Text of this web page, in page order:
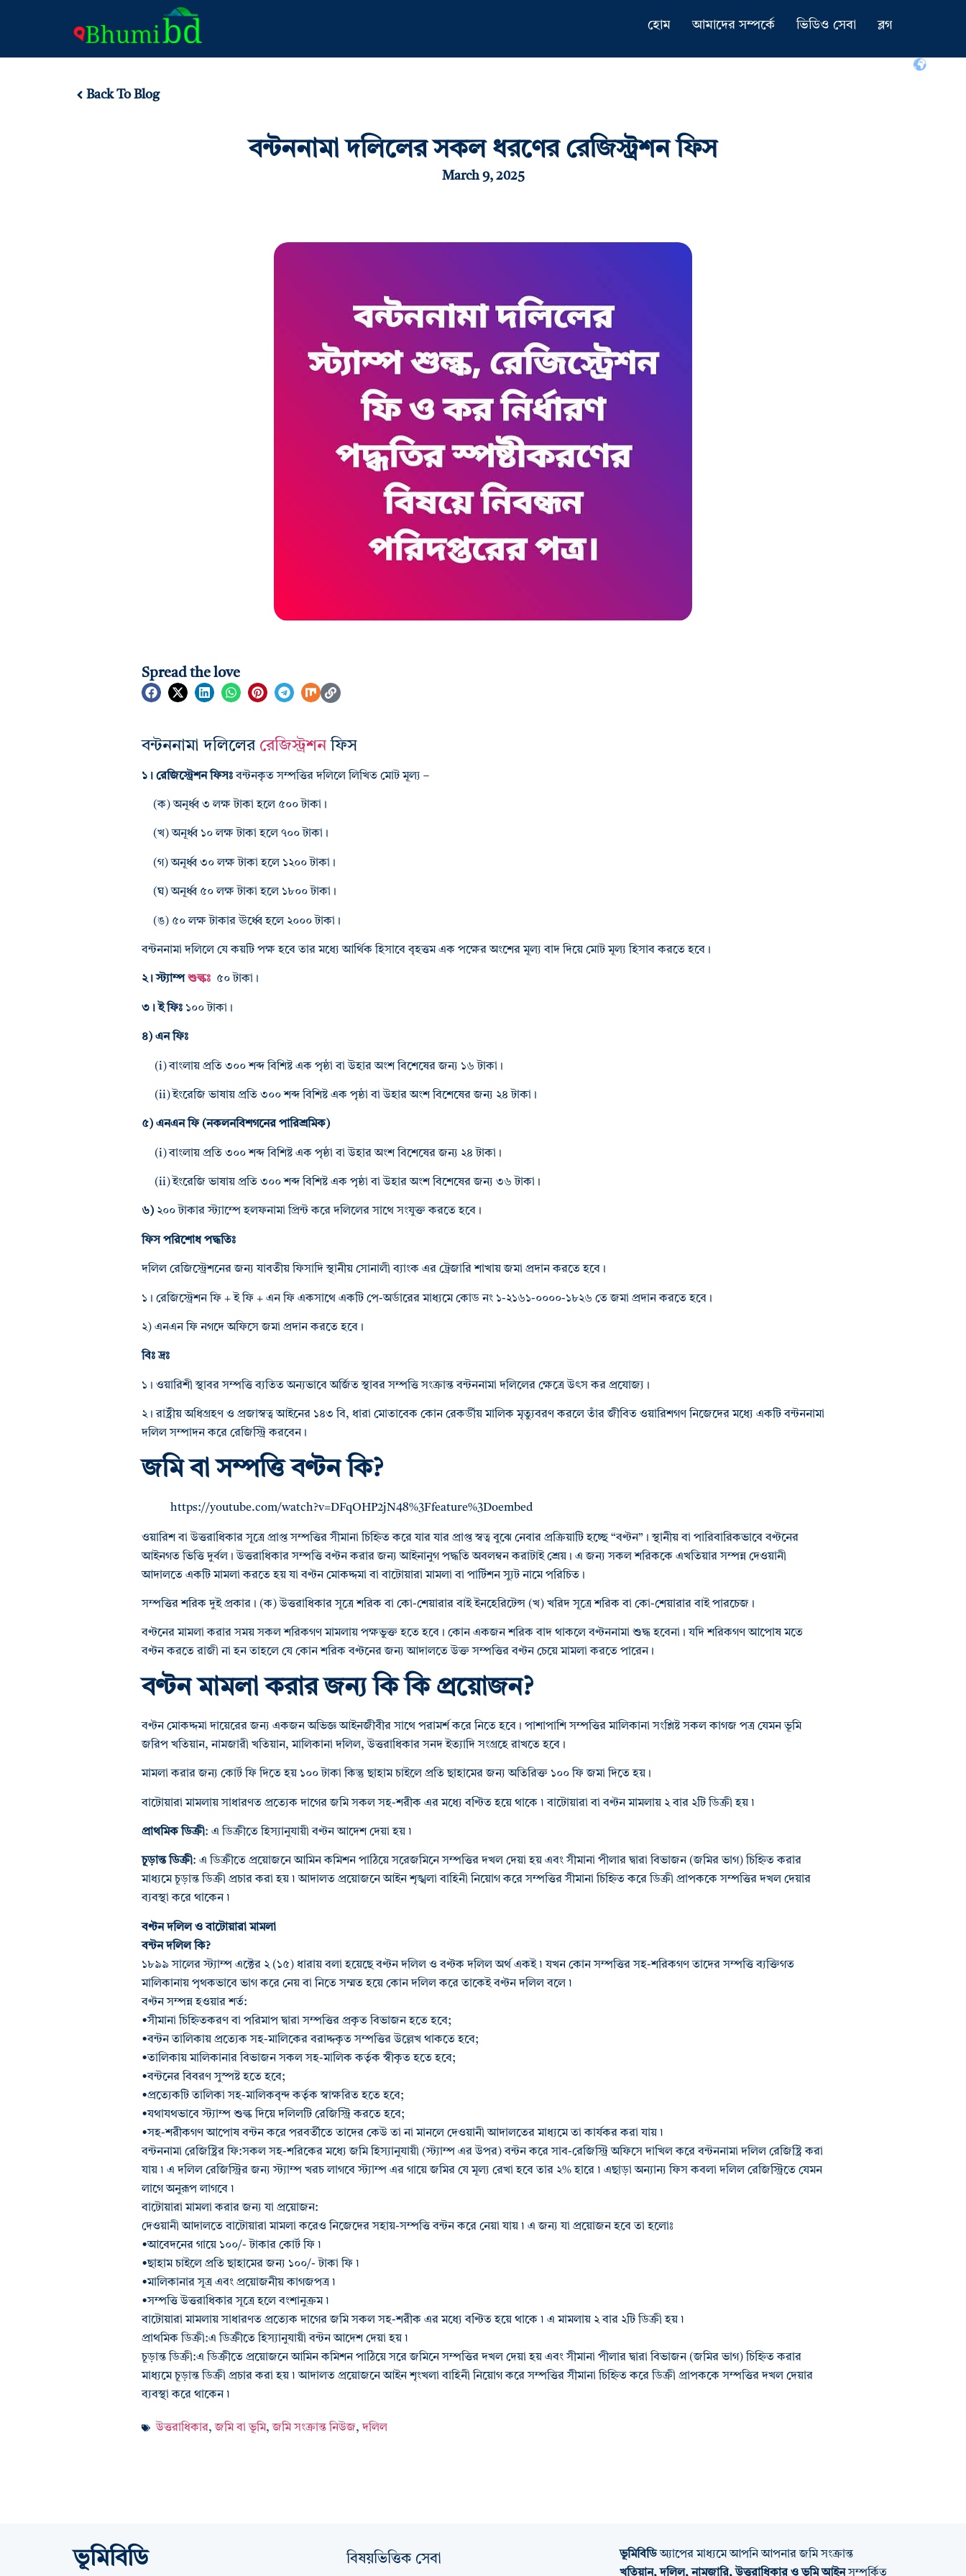
হোম আমাদের সম্পর্কে ভিডিও সেবা ব্লগ
Back To Blog
বন্টননামা দলিলের সকল ধরণের রেজিস্ট্রশন ফিস
March 9, 2025
Spread the love
বন্টননামা দলিলের রেজিস্ট্রশনফিস
১। রেজিস্ট্রেশন ফিসঃবন্টনকৃত সম্পত্তির দলিলে লিখিত মোট মূল্য –
(ক) অনূর্ধ্ব ৩ লক্ষ টাকা হলে ৫০০ টাকা।
(খ) অনূর্ধ্ব ১০ লক্ষ টাকা হলে ৭০০ টাকা।
(গ) অনূর্ধ্ব ৩০ লক্ষ টাকা হলে ১২০০ টাকা।
(ঘ) অনূর্ধ্ব ৫০ লক্ষ টাকা হলে ১৮০০ টাকা।
(ঙ) ৫০ লক্ষ টাকার ঊর্ধ্বে হলে ২০০০ টাকা।
বন্টননামা দলিলে যে কয়টি পক্ষ হবে তার মধ্যে আর্থিক হিসাবে বৃহত্তম এক পক্ষের অংশের মূল্য বাদ দিয়ে মোট মূল্য হিসাব করতে হবে।
২। স্ট্যাম্পশুল্কঃ ৫০ টাকা।
৩। ই ফিঃ ১০০ টাকা।
৪) এন ফিঃ
(i) বাংলায় প্রতি ৩০০ শব্দ বিশিষ্ট এক পৃষ্ঠা বা উহার অংশ বিশেষের জন্য ১৬ টাকা।
(ii) ইংরেজি ভাষায় প্রতি ৩০০ শব্দ বিশিষ্ট এক পৃষ্ঠা বা উহার অংশ বিশেষের জন্য ২৪ টাকা।
৫) এনএন ফি (নকলনবিশগনের পারিশ্রমিক)
(i) বাংলায় প্রতি ৩০০ শব্দ বিশিষ্ট এক পৃষ্ঠা বা উহার অংশ বিশেষের জন্য ২৪ টাকা।
(ii) ইংরেজি ভাষায় প্রতি ৩০০ শব্দ বিশিষ্ট এক পৃষ্ঠা বা উহার অংশ বিশেষের জন্য ৩৬ টাকা।
৬) ২০০ টাকার স্ট্যাম্পে হলফনামা প্রিন্ট করে দলিলের সাথে সংযুক্ত করতে হবে।
ফিস পরিশোধ পদ্ধতিঃ
দলিল রেজিস্ট্রেশনের জন্য যাবতীয় ফিসাদি স্থানীয় সোনালী ব্যাংক এর ট্রেজারি শাখায় জমা প্রদান করতে হবে।
১। রেজিস্ট্রেশন ফি + ই ফি + এন ফি একসাথে একটি পে-অর্ডারের মাধ্যমে কোড নং ১-২১৬১-০০০০-১৮২৬ তে জমা প্রদান করতে হবে।
২) এনএন ফি নগদে অফিসে জমা প্রদান করতে হবে।
বিঃ দ্রঃ
১। ওয়ারিশী স্থাবর সম্পত্তি ব্যতিত অন্যভাবে অর্জিত স্থাবর সম্পত্তি সংক্রান্ত বন্টননামা দলিলের ক্ষেত্রে উৎস কর প্রযোজ্য।
২। রাষ্ট্রীয় অধিগ্রহণ ও প্রজাস্বত্ব আইনের ১৪৩ বি, ধারা মোতাবেক কোন রেকর্ডীয় মালিক মৃত্যুবরণ করলে তাঁর জীবিত ওয়ারিশগণ নিজেদের মধ্যে একটি বন্টননামা
দলিল সম্পাদন করে রেজিস্ট্রি করবেন।
জমি বা সম্পত্তি বণ্টন কি?
https://youtube.com/watch?v=DFqOHP2jN48%3Ffeature%3Doembed
ওয়ারিশ বা উত্তরাধিকার সূত্রে প্রাপ্ত সম্পত্তির সীমানা চিহ্নিত করে যার যার প্রাপ্ত স্বত্ব বুঝে নেবার প্রক্রিয়াটি হচ্ছে “বণ্টন”। স্থানীয় বা পারিবারিকভাবে বণ্টনের
আইনগত ভিত্তি দুর্বল। উত্তরাধিকার সম্পত্তি বণ্টন করার জন্য আইনানুগ পদ্ধতি অবলম্বন করাটাই শ্রেয়। এ জন্য সকল শরিককে এখতিয়ার সম্পন্ন দেওয়ানী
আদালতে একটি মামলা করতে হয় যা বণ্টন মোকদ্দমা বা বাটোয়ারা মামলা বা পার্টিশন স্যুট নামে পরিচিত।
সম্পত্তির শরিক দুই প্রকার। (ক) উত্তরাধিকার সূত্রে শরিক বা কো-শেয়ারার বাই ইনহেরিটেন্স (খ) খরিদ সূত্রে শরিক বা কো-শেয়ারার বাই পারচেজ।
বণ্টনের মামলা করার সময় সকল শরিকগণ মামলায় পক্ষভুক্ত হতে হবে। কোন একজন শরিক বাদ থাকলে বণ্টননামা শুদ্ধ হবেনা। যদি শরিকগণ আপোষ মতে
বণ্টন করতে রাজী না হন তাহলে যে কোন শরিক বণ্টনের জন্য আদালতে উক্ত সম্পত্তির বণ্টন চেয়ে মামলা করতে পারেন।
বণ্টন মামলা করার জন্য কি কি প্রয়োজন?
বণ্টন মোকদ্দমা দায়েরের জন্য একজন অভিজ্ঞ আইনজীবীর সাথে পরামর্শ করে নিতে হবে। পাশাপাশি সম্পত্তির মালিকানা সংশ্লিষ্ট সকল কাগজ পত্র যেমন ভূমি
জরিপ খতিয়ান, নামজারী খতিয়ান, মালিকানা দলিল, উত্তরাধিকার সনদ ইত্যাদি সংগ্রহে রাখতে হবে।
মামলা করার জন্য কোর্ট ফি দিতে হয় ১০০ টাকা কিন্তু ছাহাম চাইলে প্রতি ছাহামের জন্য অতিরিক্ত ১০০ ফি জমা দিতে হয়।
বাটোয়ারা মামলায় সাধারণত প্রত্যেক দাগের জমি সকল সহ-শরীক এর মধ্যে বণ্টিত হয়ে থাকে ৷ বাটোয়ারা বা বণ্টন মামলায় ২ বার ২টি ডিক্রী হয় ৷
প্রাথমিক ডিক্রী: এ ডিক্রীতে হিস্যানুযায়ী বণ্টন আদেশ দেয়া হয় ৷
চূড়ান্ত ডিক্রী: এ ডিক্রীতে প্রয়োজনে আমিন কমিশন পাঠিয়ে সরেজমিনে সম্পত্তির দখল দেয়া হয় এবং সীমানা পীলার দ্বারা বিভাজন (জমির ভাগ) চিহ্নিত করার
মাধ্যমে চূড়ান্ত ডিক্রী প্রচার করা হয় ৷ আদালত প্রয়োজনে আইন শৃঙ্খলা বাহিনী নিয়োগ করে সম্পত্তির সীমানা চিহ্নিত করে ডিক্রী প্রাপককে সম্পত্তির দখল দেয়ার
ব্যবস্থা করে থাকেন ৷
বণ্টন দলিল ও বাটোয়ারা মামলা
বন্টন দলিল কি?
১৮৯৯ সালের স্ট্যাম্প এক্টের ২ (১৫) ধারায় বলা হয়েছে বণ্টন দলিল ও বণ্টক দলিল অর্থ একই ৷ যখন কোন সম্পত্তির সহ-শরিকগণ তাদের সম্পত্তি ব্যক্তিগত
মালিকানায় পৃথকভাবে ভাগ করে নেয় বা নিতে সম্মত হয়ে কোন দলিল করে তাকেই বণ্টন দলিল বলে ৷
বণ্টন সম্পন্ন হওয়ার শর্ত:
•সীমানা চিহ্নিতকরণ বা পরিমাপ দ্বারা সম্পত্তির প্রকৃত বিভাজন হতে হবে;
•বন্টন তালিকায় প্রত্যেক সহ-মালিকের বরাদ্দকৃত সম্পত্তির উল্লেখ থাকতে হবে;
•তালিকায় মালিকানার বিভাজন সকল সহ-মালিক কর্তৃক স্বীকৃত হতে হবে;
•বন্টনের বিবরণ সুস্পষ্ট হতে হবে;
•প্রত্যেকটি তালিকা সহ-মালিকবৃন্দ কর্তৃক স্বাক্ষরিত হতে হবে;
•যথাযথভাবে স্ট্যাম্প শুল্ক দিয়ে দলিলটি রেজিস্ট্রি করতে হবে;
•সহ-শরীকগণ আপোষ বন্টন করে পরবর্তীতে তাদের কেউ তা না মানলে দেওয়ানী আদালতের মাধ্যমে তা কার্যকর করা যায় ৷
বন্টননামা রেজিষ্ট্রির ফি:সকল সহ-শরিকের মধ্যে জমি হিস্যানুযায়ী (স্ট্যাম্প এর উপর) বন্টন করে সাব-রেজিস্ট্রি অফিসে দাখিল করে বন্টননামা দলিল রেজিষ্ট্রি করা
যায় ৷ এ দলিল রেজিস্ট্রির জন্য স্ট্যাম্প খরচ লাগবে স্ট্যাম্প এর গায়ে জমির যে মূল্য রেখা হবে তার ২% হারে ৷ এছাড়া অন্যান্য ফিস কবলা দলিল রেজিস্ট্রিতে যেমন
লাগে অনুরূপ লাগবে ৷
বাটোয়ারা মামলা করার জন্য যা প্রয়োজন:
দেওয়ানী আদালতে বাটোয়ারা মামলা করেও নিজেদের সহায়-সম্পত্তি বন্টন করে নেয়া যায় ৷ এ জন্য যা প্রয়োজন হবে তা হলোঃ
•আবেদনের গায়ে ১০০/- টাকার কোর্ট ফি ৷
•ছাহাম চাইলে প্রতি ছাহামের জন্য ১০০/- টাকা ফি ৷
•মালিকানার সূত্র এবং প্রয়োজনীয় কাগজপত্র ৷
•সম্পত্তি উত্তরাধিকার সূত্রে হলে বংশানুক্রম ৷
বাটোয়ারা মামলায় সাধারণত প্রত্যেক দাগের জমি সকল সহ-শরীক এর মধ্যে বণ্টিত হয়ে থাকে ৷ এ মামলায় ২ বার ২টি ডিক্রী হয় ৷
প্রাথমিক ডিক্রী:এ ডিক্রীতে হিস্যানুযায়ী বন্টন আদেশ দেয়া হয় ৷
চূড়ান্ত ডিক্রী:এ ডিক্রীতে প্রয়োজনে আমিন কমিশন পাঠিয়ে সরে জমিনে সম্পত্তির দখল দেয়া হয় এবং সীমানা পীলার দ্বারা বিভাজন (জমির ভাগ) চিহ্নিত করার
মাধ্যমে চূড়ান্ত ডিক্রী প্রচার করা হয় ৷ আদালত প্রয়োজনে আইন শৃংখলা বাহিনী নিয়োগ করে সম্পত্তির সীমানা চিহ্নিত করে ডিক্রী প্রাপককে সম্পত্তির দখল দেয়ার
ব্যবস্থা করে থাকেন ৷
উত্তরাধিকার,জমি বা ভূমি,জমি সংক্রান্ত নিউজ,দলিল
ভূমিবিডি বিষয়ভিত্তিক সেবা ভূমিবিডিঅ্যাপের মাধ্যমে আপনি আপনার জমি সংক্রান্ত
খতিয়ান, দলিল, নামজারি, উত্তরাধিকার ও ভূমি আইনসম্পর্কিত